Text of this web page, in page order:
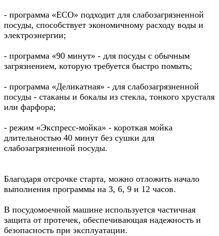
- программа «ECO» подходит для слабозагрязненной
посуды, способствует экономичному расходу воды и
электроэнергии;
- программа «90 минут» - для посуды с обычным
загрязнением, которую требуется быстро помыть;
- программа «Деликатная» - для слабозагрязненной
посуды - стаканы и бокалы из стекла, тонкого хрусталя
или фарфора;
- режим «Экспресс-мойка» - короткая мойка
длительностью 40 минут без сушки для
слабозагрязненной посуды.
Благодаря отсрочке старта, можно отложить начало
выполнения программы на 3, 6, 9 и 12 часов.
В посудомоечной машине используется частичная
защита от протечек, обеспечивающая надежность и
безопасность при эксплуатации.